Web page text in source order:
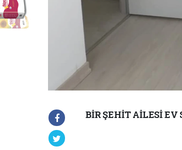
BİR ŞEHİT AİLESİ EV